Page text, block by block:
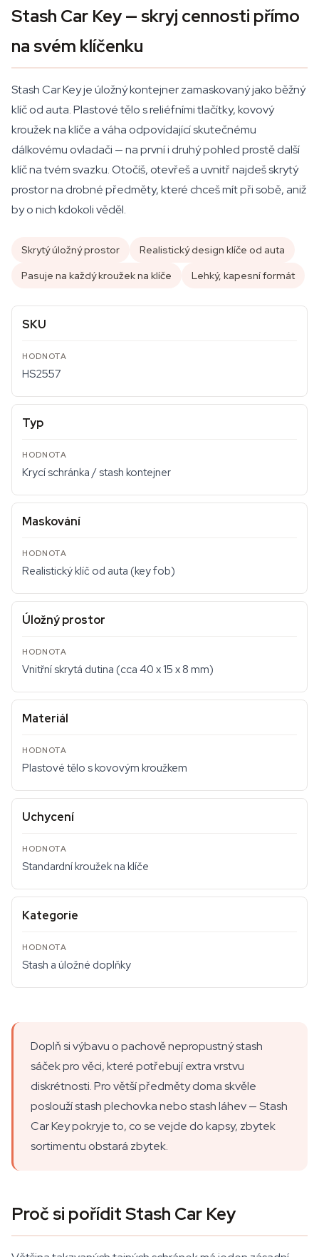
Stash Car Key — skryj cennosti přímo
na svém klíčenku
Stash Car Key je úložný kontejner zamaskovaný jako běžný
klíč od auta. Plastové tělo s reliéfními tlačítky, kovový
kroužek na klíče a váha odpovídající skutečnému
dálkovému ovladači — na první i druhý pohled prostě další
klíč na tvém svazku. Otočíš, otevřeš a uvnitř najdeš skrytý
prostor na drobné předměty, které chceš mít při sobě, aniž
by o nich kdokoli věděl.
Skrytý úložný prostor
Realistický design klíče od auta
Pasuje na každý kroužek na klíče
Lehký, kapesní formát
SKU
HS2557
Typ
Krycí schránka / stash kontejner
Maskování
Realistický klíč od auta (key fob)
Úložný prostor
Vnitřní skrytá dutina (cca 40 x 15 x 8 mm)
Materiál
Plastové tělo s kovovým kroužkem
Uchycení
Standardní kroužek na klíče
Kategorie
Stash a úložné doplňky
Doplň si výbavu o pachově nepropustný stash
sáček pro věci, které potřebují extra vrstvu
diskrétnosti. Pro větší předměty doma skvěle
poslouží stash plechovka nebo stash láhev — Stash
Car Key pokryje to, co se vejde do kapsy, zbytek
sortimentu obstará zbytek.
Proč si pořídit Stash Car Key